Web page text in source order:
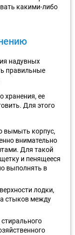
какими-либо
надувных
правильные
хранения, ее
Для этого
вымыть корпус,
внимательно
Для такой
и пенящееся
выполнять в
лодки,
стыков между